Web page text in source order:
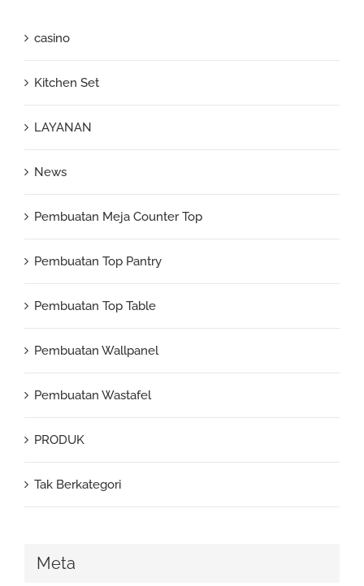
casino
Kitchen Set
LAYANAN
News
Pembuatan Meja Counter Top
Pembuatan Top Pantry
Pembuatan Top Table
Pembuatan Wallpanel
Pembuatan Wastafel
PRODUK
Tak Berkategori
Meta